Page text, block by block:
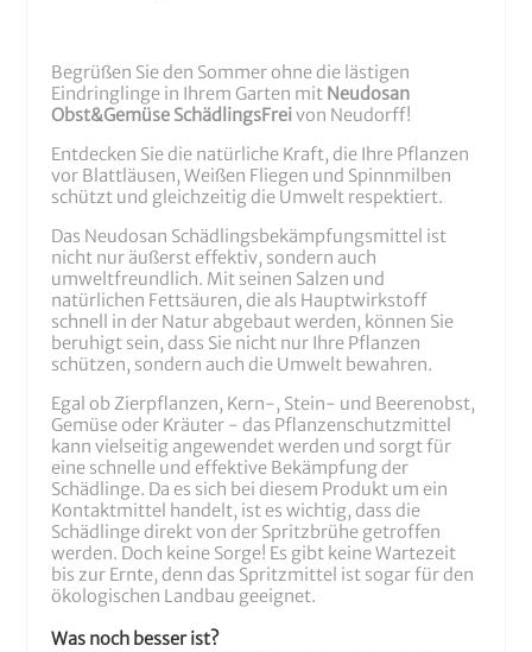
Begrüßen Sie den Sommer ohne die lästigen
Eindringlinge in Ihrem Garten mit Neudosan
Obst&Gemüse SchädlingsFreivon Neudorff!
Entdecken Sie die natürliche Kraft, die Ihre Pflanzen
vor Blattläusen, Weißen Fliegen und Spinnmilben
schützt und gleichzeitig die Umwelt respektiert.
Das Neudosan Schädlingsbekämpfungsmittel ist
nicht nur äußerst effektiv, sondern auch
umweltfreundlich. Mit seinen Salzen und
natürlichen Fettsäuren, die als Hauptwirkstoff
schnell in der Natur abgebaut werden, können Sie
beruhigt sein, dass Sie nicht nur Ihre Pflanzen
schützen, sondern auch die Umwelt bewahren.
Egal ob Zierpflanzen, Kern-, Stein- und Beerenobst,
Gemüse oder Kräuter - das Pflanzenschutzmittel
kann vielseitig angewendet werden und sorgt für
eine schnelle und effektive Bekämpfung der
Schädlinge. Da es sich bei diesem Produkt um ein
Kontaktmittel handelt, ist es wichtig, dass die
Schädlinge direkt von der Spritzbrühe getroffen
werden. Doch keine Sorge! Es gibt keine Wartezeit
bis zur Ernte, denn das Spritzmittel ist sogar für den
ökologischen Landbau geeignet.
Was noch besser ist?